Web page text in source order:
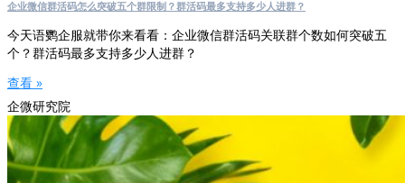
企业微信群活码怎么突破五个群限制？群活码最多支持多少人进群？
今天语鹦企服就带你来看看：企业微信群活码关联群个数如何突破五
个？群活码最多支持多少人进群？
查看 »
企微研究院